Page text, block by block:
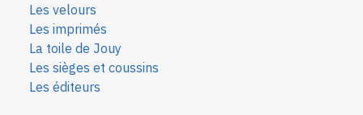
Les velours
Les imprimés
La toile de Jouy
Les sièges et coussins
Les éditeurs